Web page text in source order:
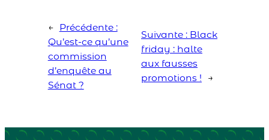
← Précédente :
Qu’est-ce qu’une
commission
d’enquête au
Sénat ?
Suivante : Black
friday : halte
aux fausses
promotions !
→